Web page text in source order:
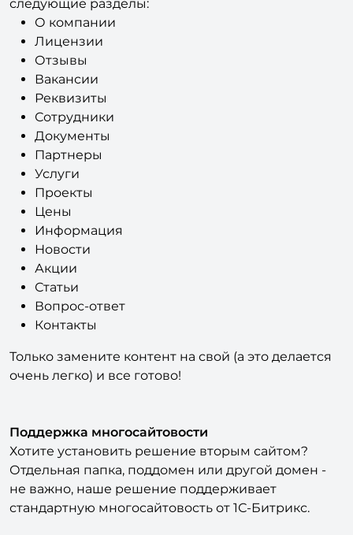
Мы позаботились о контенте и сделали
следующие разделы:
О компании
Лицензии
Отзывы
Вакансии
Реквизиты
Сотрудники
Документы
Партнеры
Услуги
Проекты
Цены
Информация
Новости
Акции
Статьи
Вопрос-ответ
Контакты
Только замените контент на свой (а это делается
Поддержка многосайтовости
Хотите установить решение вторым сайтом?
Отдельная папка, поддомен или другой домен -
не важно, наше решение поддерживает